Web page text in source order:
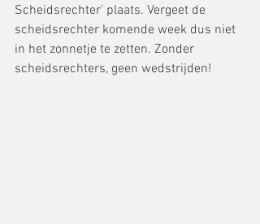
Scheidsrechter’ plaats. Vergeet de
scheidsrechter komende week dus niet
in het zonnetje te zetten. Zonder
scheidsrechters, geen wedstrijden!